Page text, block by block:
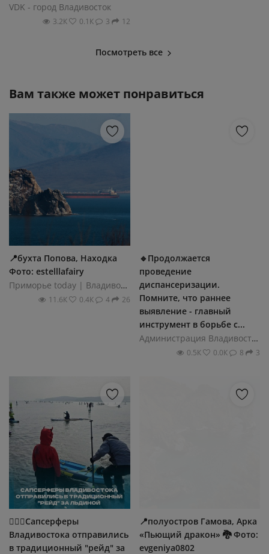
VDK - город Владивосток
3.2К 0.1К 3 12
Посмотреть все
Вам также может понравиться
📍бухта Попова, Находка
Фото: estelllafairy
Приморье today | Владивосток
11.6К 0.4К 4 26
🔹Продолжается
проведение
диспансеризации.
Помните, что раннее
выявление - главный
инструмент в борьбе с...
Администрация Владивостока
0.5К 0.0К 8 3
🏄‍♂️🧊Сапсерферы
Владивостока отправились
в традиционный "рейд" за
📍полуостров Гамова, Арка
«Пьющий дракон» 🐉 Фото:
evgeniya0802